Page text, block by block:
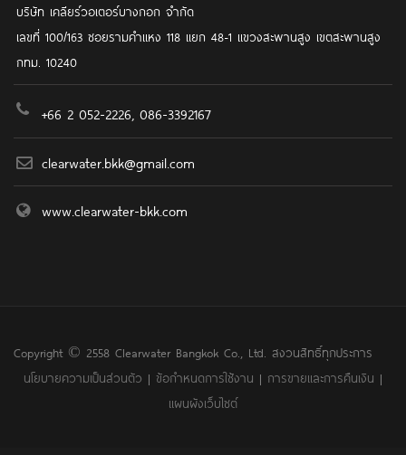
บริษัท เคลียร์วอเตอร์บางกอก จำกัด
เลขที่ 100/163 ซอยรามคำแหง 118 แยก 48-1 แขวงสะพานสูง เขตสะพานสูง
กทม. 10240
+66 2 052-2226, 086-3392167
clearwater.bkk@gmail.com
www.clearwater-bkk.com
Copyright © 2558 Clearwater Bangkok Co., Ltd. สงวนสิทธิ์ทุกประการ
นโยบายความเป็นส่วนตัว | ข้อกำหนดการใช้งาน | การขายและการคืนเงิน |
แผนผังเว็บไซต์